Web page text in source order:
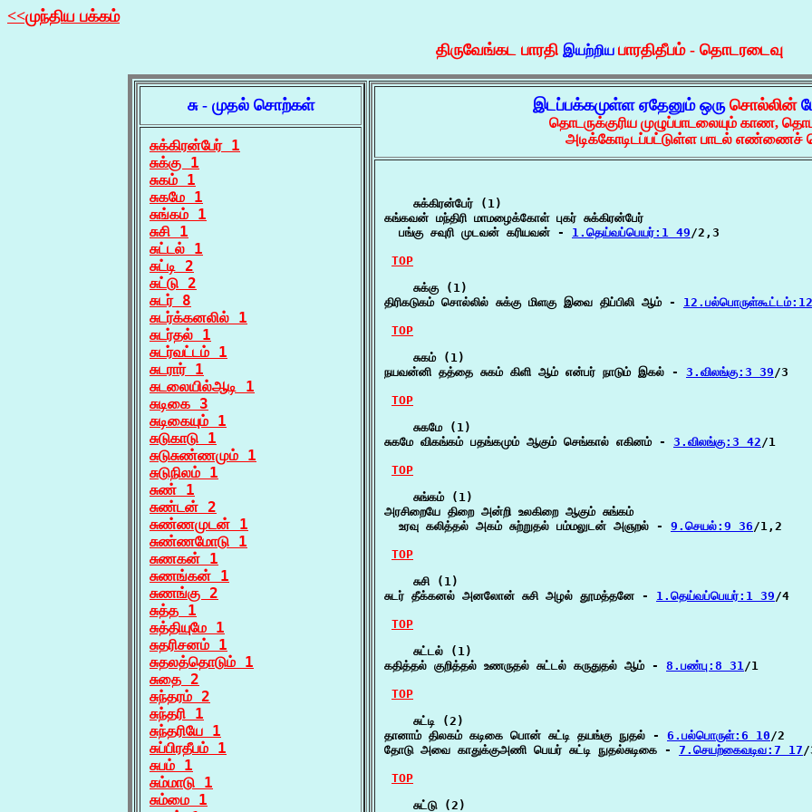
<<முந்திய பக்கம்
திருவேங்கட பாரதி இயற்றிய பாரதிதீபம் - தொடரடைவு
சு - முதல் சொற்கள்
சுக்கிரன்பேர் 1
சுக்கு 1
சுகம் 1
சுகமே 1
சுங்கம் 1
சுசி 1
சுட்டல் 1
சுட்டி 2
சுட்டு 2
சுடர் 8
சுடர்க்கனலில் 1
சுடர்தல் 1
சுடர்வட்டம் 1
சுடரார் 1
சுடலையில்ஆடி 1
சுடிகை 3
சுடிகையும் 1
சுடுகாடு 1
சுடுசுண்ணமும் 1
சுடுநிலம் 1
சுண் 1
சுண்டன் 2
சுண்ணமுடன் 1
சுண்ணமோடு 1
சுணகன் 1
சுணங்கன் 1
சுணங்கு 2
சுத்த 1
சுத்தியுமே 1
சுதரிசனம் 1
சுதலத்தொடும் 1
சுதை 2
சுந்தரம் 2
சுந்தரி 1
சுந்தரியே 1
சுப்பிரதீபம் 1
சுபம் 1
சும்மாடு 1
சும்மை 1
இடப்பக்கமுள்ள ஏதேனும் ஒரு சொல்லின்
தொடருக்குரிய முழுப்பாடலையும் காண,
அடிக்கோடிடப்பட்டுள்ள பாடல் எண்ணைச்
    சுக்கிரன்பேர் (1)
கங்கவன் மந்திரி மாமழைக்கோள் புகர் சுக்கிரன்பேர்
  பங்கு சவுரி முடவன் கரியவன் -
1.தெய்வப்பெயர்:1 49/2,3
TOP
    சுக்கு (1)
திரிகடுகம் சொல்லில் சுக்கு மிளகு இவை திப்பிலி ஆம் -
TOP
    சுகம் (1)
நயவன்னி தத்தை சுகம் கிளி ஆம் என்பர் நாடும் இகல் - 3.விலங்கு:3 39/3
TOP
    சுகமே (1)
சுகமே விகங்கம் பதங்கமும் ஆகும் செங்கால் எகினம் - 3.விலங்கு:3 42/1
TOP
    சுங்கம் (1)
அரசிறையே திறை அன்றி உலகிறை ஆகும் சுங்கம்
  உரவு கலித்தல் அகம் சுற்றுதல் பம்மலுடன் அஞறல் -
9.செயல்:9 36/1,2
TOP
    சுசி (1)
சுடர் தீக்கனல் அனலோன் சுசி அழல் தூமத்தனே - 1.தெய்வப்பெயர்:1 39/4
TOP
    சுட்டல் (1)
கதித்தல் குறித்தல் உணருதல் சுட்டல் கருதுதல் ஆம் - 8.பண்பு:8 31/1
TOP
    சுட்டி (2)
தானாம் திலகம் கடிகை பொன் சுட்டி தயங்கு நுதல் - 6.பல்பொருள்:6 10/2
தோடு அவை காதுக்குஅணி பெயர் சுட்டி நுதல்சுடிகை - 7.செயற்கைவடிவ:7 17/
TOP
    சுட்டு (2)